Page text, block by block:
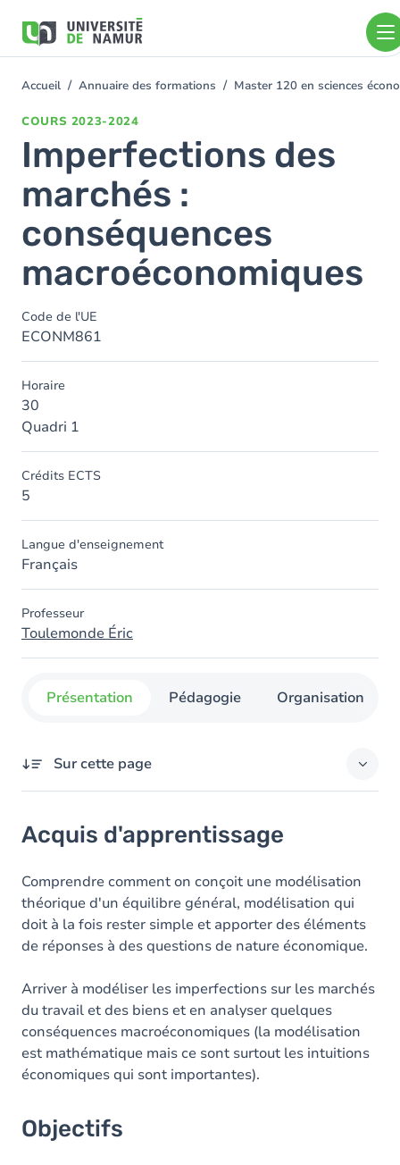
contenu
You
Accueil Annuaire des formations Master 120 en sciences
COURS 2023-2024
Imperfections des
marchés :
conséquences
macroéconomiques
Code de l'UE
ECONM861
Horaire
30
Quadri 1
Crédits ECTS
5
Langue d'enseignement
Français
Professeur
Toulemonde Éric
Présentation Pédagogie Organisation
Sur cette page
Objectifs
Contenu
Acquis d'apprentissage
Comprendre comment on conçoit une modélisation
théorique d'un équilibre général, modélisation qui
doit à la fois rester simple et apporter des éléments
de réponses à des questions de nature économique.
Arriver à modéliser les imperfections sur les marchés
du travail et des biens et en analyser quelques
conséquences macroéconomiques (la modélisation
est mathématique mais ce sont surtout les intuitions
économiques qui sont importantes).
Objectifs